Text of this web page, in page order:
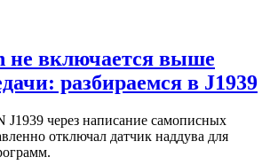
включается выше
разбираемся в J1939
через написание самописных
отключал датчик наддува для